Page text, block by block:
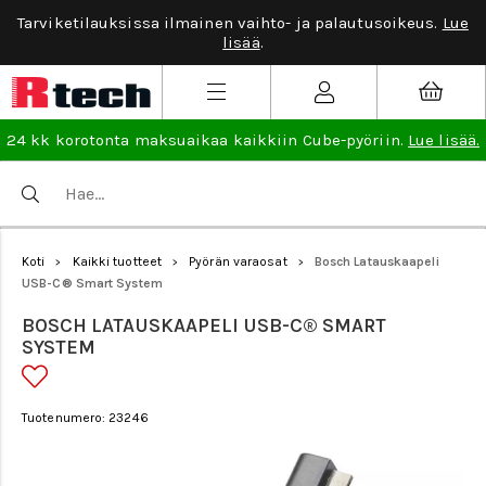
Tarviketilauksissa ilmainen vaihto- ja palautusoikeus. Lue
lisää.
24 kk korotonta maksuaikaa kaikkiin Cube-pyöriin. Lue lisää.
Koti > Kaikki tuotteet > Pyörän varaosat >
Bosch Latauskaapeli
USB-C® Smart System
BOSCH LATAUSKAAPELI USB-C® SMART
SYSTEM
Tuotenumero: 23246